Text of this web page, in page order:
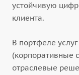
устойчивую
клиента.
В портфеле
(корпоративные
отраслевые